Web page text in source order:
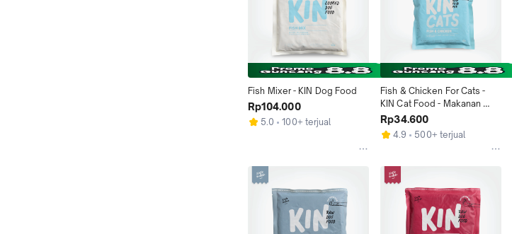
Fish Mixer - KIN Dog Food
Rp104.000
5.0 100+ terjual
Fish & Chicken For Cats -
KIN Cat Food - Makanan
Kucing
Rp34.600
4.9 500+ terjual